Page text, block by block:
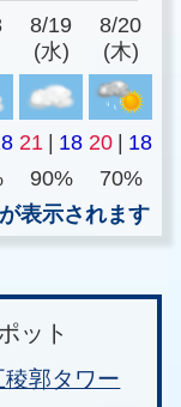
8/19
(水)
8/20
(木)
21 | 18 20 | 18
90%
70%
表示されます
ット
稜郭タワー